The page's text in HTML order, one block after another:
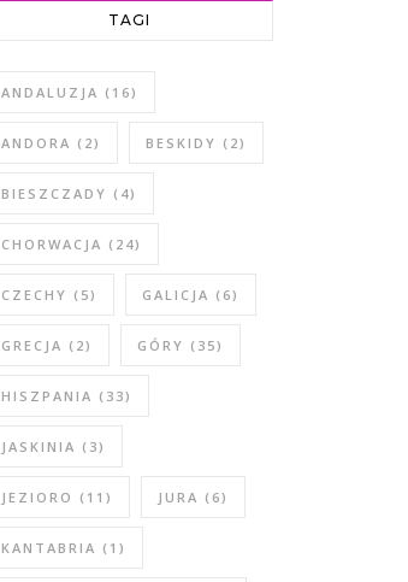
TAGI
ANDALUZJA (16)
ANDORA (2) BESKIDY (2)
BIESZCZADY (4)
CHORWACJA (24)
CZECHY (5) GALICJA (6)
GRECJA (2) GÓRY (35)
HISZPANIA (33)
JASKINIA (3)
JEZIORO (11) JURA (6)
KANTABRIA (1)